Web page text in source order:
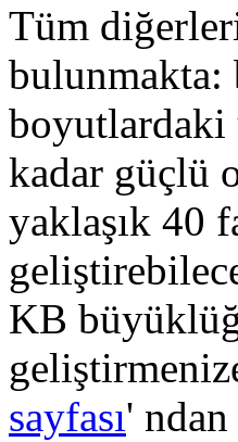
Tüm
boyutlardaki
kadar güçlü
yaklaşık 40
KB
sayfası'